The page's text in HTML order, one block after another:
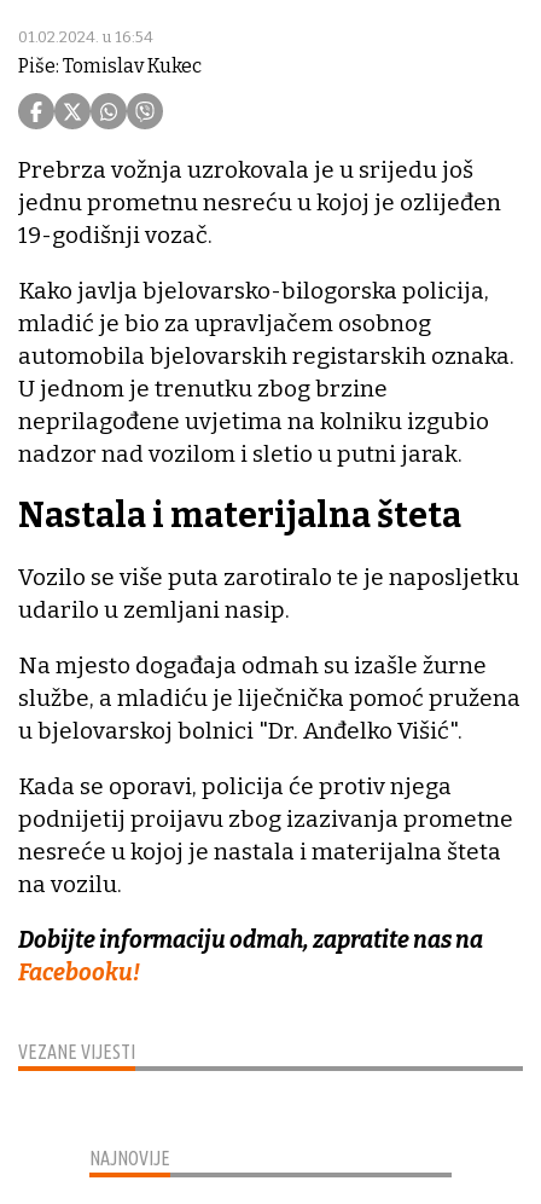
01.02.2024. u 16:54
Piše: Tomislav Kukec
VEZANE VIJESTI
Prebrza vožnja uzrokovala je u srijedu još
jednu prometnu nesreću u kojoj je ozlijeđen
19-godišnji vozač.
Kako javlja bjelovarsko-bilogorska policija,
mladić je bio za upravljačem osobnog
automobila bjelovarskih registarskih oznaka.
U jednom je trenutku zbog brzine
neprilagođene uvjetima na kolniku izgubio
nadzor nad vozilom i sletio u putni jarak.
Nastala i materijalna šteta
Vozilo se više puta zarotiralo te je naposljetku
udarilo u zemljani nasip.
Na mjesto događaja odmah su izašle žurne
službe, a mladiću je liječnička pomoć pružena
u bjelovarskoj bolnici "Dr. Anđelko Višić".
Kada se oporavi, policija će protiv njega
podnijetij proijavu zbog izazivanja prometne
nesreće u kojoj je nastala i materijalna šteta
na vozilu.
Dobijte informaciju odmah, zapratite nas na
Facebooku!
NAJNOVIJE